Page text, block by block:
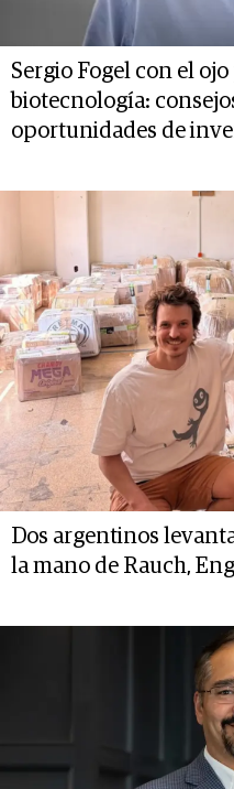
Sergio Fogel con el
biotecnología:
oportunidades de
Dos argentinos
la mano de Rauch,